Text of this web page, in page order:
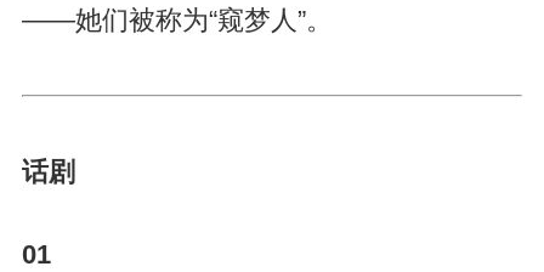
——她们被称为“窥梦人”。
话剧
01